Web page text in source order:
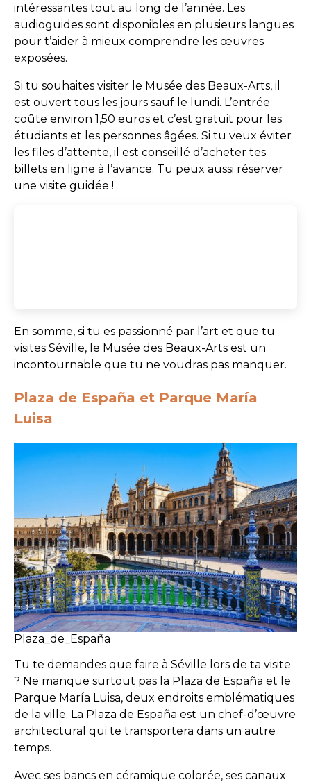
intéressantes tout au long de l’année. Les
audioguides sont disponibles en plusieurs langues
pour t’aider à mieux comprendre les œuvres
exposées.
Si tu souhaites visiter le Musée des Beaux-Arts, il
est ouvert tous les jours sauf le lundi. L’entrée
coûte environ 1,50 euros et c’est gratuit pour les
étudiants et les personnes âgées. Si tu veux éviter
les files d’attente, il est conseillé d’acheter tes
billets en ligne à l’avance. Tu peux aussi réserver
une visite guidée !
En somme, si tu es passionné par l’art et que tu
visites Séville, le Musée des Beaux-Arts est un
incontournable que tu ne voudras pas manquer.
Plaza de España et Parque María
Luisa
Plaza_de_España
Tu te demandes que faire à Séville lors de ta visite
? Ne manque surtout pas la Plaza de España et le
Parque María Luisa, deux endroits emblématiques
de la ville. La Plaza de España est un chef-d’œuvre
architectural qui te transportera dans un autre
temps.
Avec ses bancs en céramique colorée, ses canaux